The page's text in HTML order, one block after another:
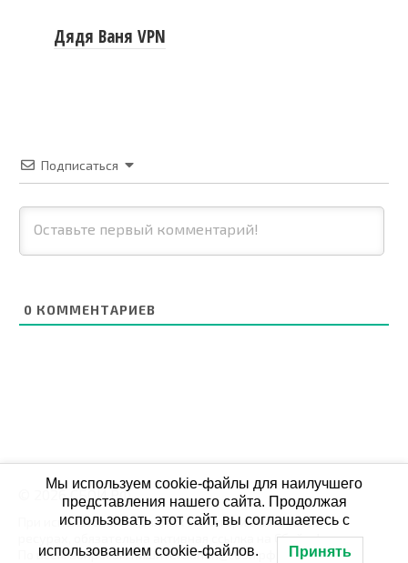
Дядя Ваня VPN
Подписаться
0 КОММЕНТАРИЕВ
© 2026 СБОЙ.РФ
При использовании данных мониторинга на своих
ресурах, обязательна активная ссылка на Сбой.рф
По всем вопросам пишите: admin@сбой.рф
Мы используем cookie-файлы для наилучшего
представления нашего сайта. Продолжая
использовать этот сайт, вы соглашаетесь с
использованием cookie-файлов. Принять